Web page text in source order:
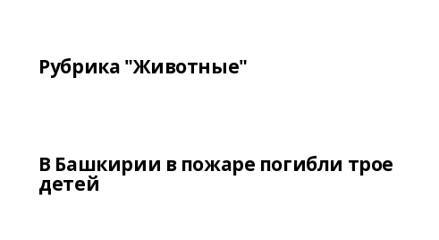
Рубрика "Животные"
В Башкирии в пожаре погибли трое
детей